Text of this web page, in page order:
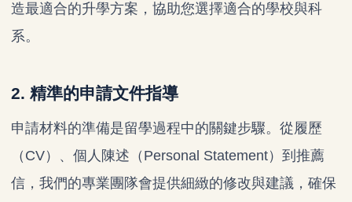
造最適合的升學方案，協助您選擇適合的學校與科
系。
2. 精準的申請文件指導
申請材料的準備是留學過程中的關鍵步驟。從履歷
（CV）、個人陳述（Personal Statement）到推薦
信，我們的專業團隊會提供細緻的修改與建議，確保